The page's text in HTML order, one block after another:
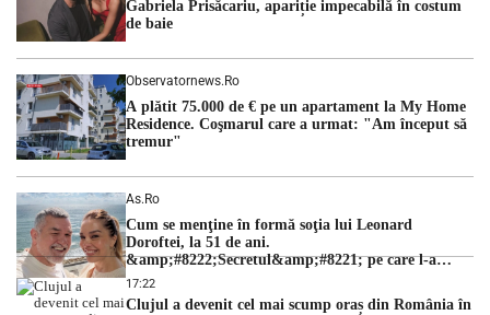
Gabriela Prisăcariu, apariție impecabilă în costum
de baie
Observatornews.ro
A plătit 75.000 de € pe un apartament la My Home
Residence. Coşmarul care a urmat: "Am început să
tremur"
As.ro
Cum se menţine în formă soţia lui Leonard
Doroftei, la 51 de ani.
&amp;#8222;Secretul&amp;#8221; pe care l-a
dezvăluit
17:22
Clujul a devenit cel mai scump oraș din România în